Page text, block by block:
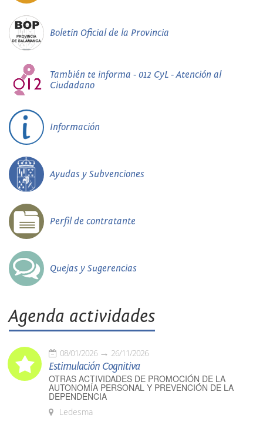
Boletín Oficial de la Provincia
También te informa - 012 CyL - Atención al
Ciudadano
Información
Ayudas y Subvenciones
Perfil de contratante
Quejas y Sugerencias
Agenda actividades
08/01/2026 26/11/2026
Estimulación Cognitiva
OTRAS ACTIVIDADES DE PROMOCIÓN DE LA
AUTONOMÍA PERSONAL Y PREVENCIÓN DE LA
DEPENDENCIA
Ledesma